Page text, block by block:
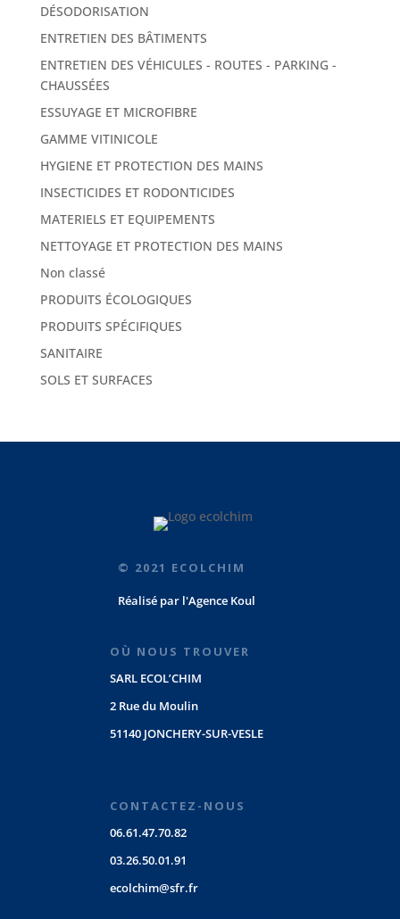
DÉSODORISATION
ENTRETIEN DES BÂTIMENTS
ENTRETIEN DES VÉHICULES - ROUTES - PARKING -
CHAUSSÉES
ESSUYAGE ET MICROFIBRE
GAMME VITINICOLE
HYGIENE ET PROTECTION DES MAINS
INSECTICIDES ET RODONTICIDES
MATERIELS ET EQUIPEMENTS
NETTOYAGE ET PROTECTION DES MAINS
Non classé
PRODUITS ÉCOLOGIQUES
PRODUITS SPÉCIFIQUES
SANITAIRE
SOLS ET SURFACES
© 2021 ECOLCHIM
Réalisé par l'Agence Koul
OÙ NOUS TROUVER
SARL ECOL’CHIM
2 Rue du Moulin
51140 JONCHERY-SUR-VESLE
CONTACTEZ-NOUS
06.61.47.70.82
03.26.50.01.91
ecolchim@sfr.fr